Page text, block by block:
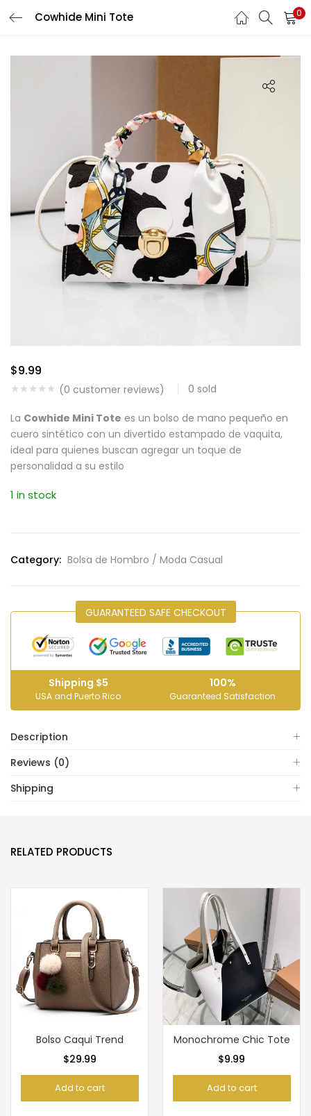
Cowhide Mini Tote 0
(0 customer reviews) 0 sold
$9.99
La Cowhide Mini Tote es un bolso de mano pequeño en
cuero sintético con un divertido estampado de vaquita,
ideal para quienes buscan agregar un toque de
personalidad a su estilo
1 in stock
Category: Bolsa de Hombro / Moda Casual
GUARANTEED SAFE CHECKOUT
Shipping $5
USA and Puerto Rico
100%
Guaranteed Satisfaction
Description
Reviews (0)
Shipping
RELATED PRODUCTS
Bolso Caqui Trend
$29.99
Add to cart
Monochrome Chic Tote
$9.99
Add to cart
LOGIN
Enter your username and password to login.
Remember me
Login
Lost password?